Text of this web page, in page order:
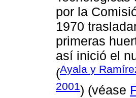
por la
1970
primeras
así inició el
(Ayala y
2001) (véase